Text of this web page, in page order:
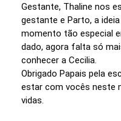
Gestante, Thaline nos
gestante e Parto, a
momento tão especial
dado, agora falta só
conhecer a Cecilia.
Obrigado Papais pela
estar com vocês neste
vidas.